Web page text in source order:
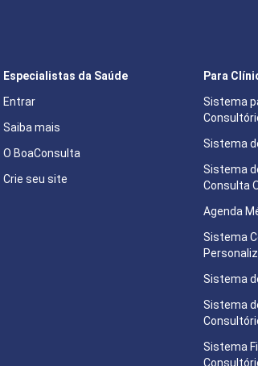
Especialistas da Saúde
Entrar
Saiba mais
O BoaConsulta
Crie seu site
Para
Sistema
Sistema
Sistema
Consulta
Agenda
Sistema
Sistema
Sistema
Sistema